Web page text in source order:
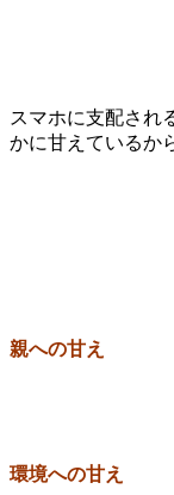
スマホに支配され
かに甘えているか
親への甘え
環境への甘え